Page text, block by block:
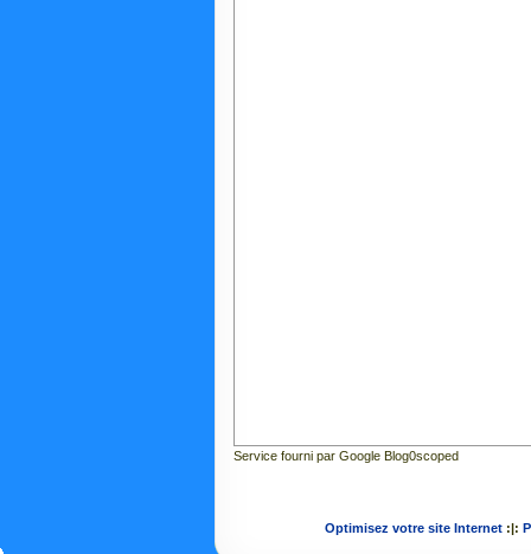
Service fourni par Google Blog0scoped
Optimisez votre site Internet:|: